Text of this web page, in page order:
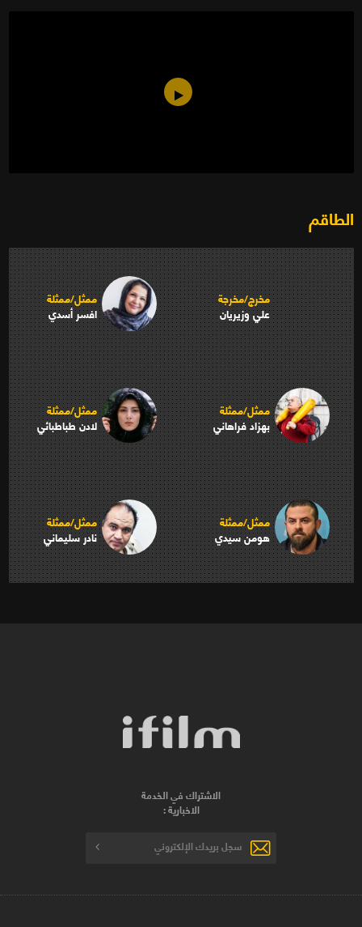
الطاقم
مخرج/مخرجة
علي وزيريان
ممثل/ممثلة
افسر أسدي
ممثل/ممثلة
بهزاد فراهاني
ممثل/ممثلة
لادن طباطبائي
ممثل/ممثلة
هومن سيدي
ممثل/ممثلة
نادر سليماني
الاشتراك في الخدمة
الاخبارية :